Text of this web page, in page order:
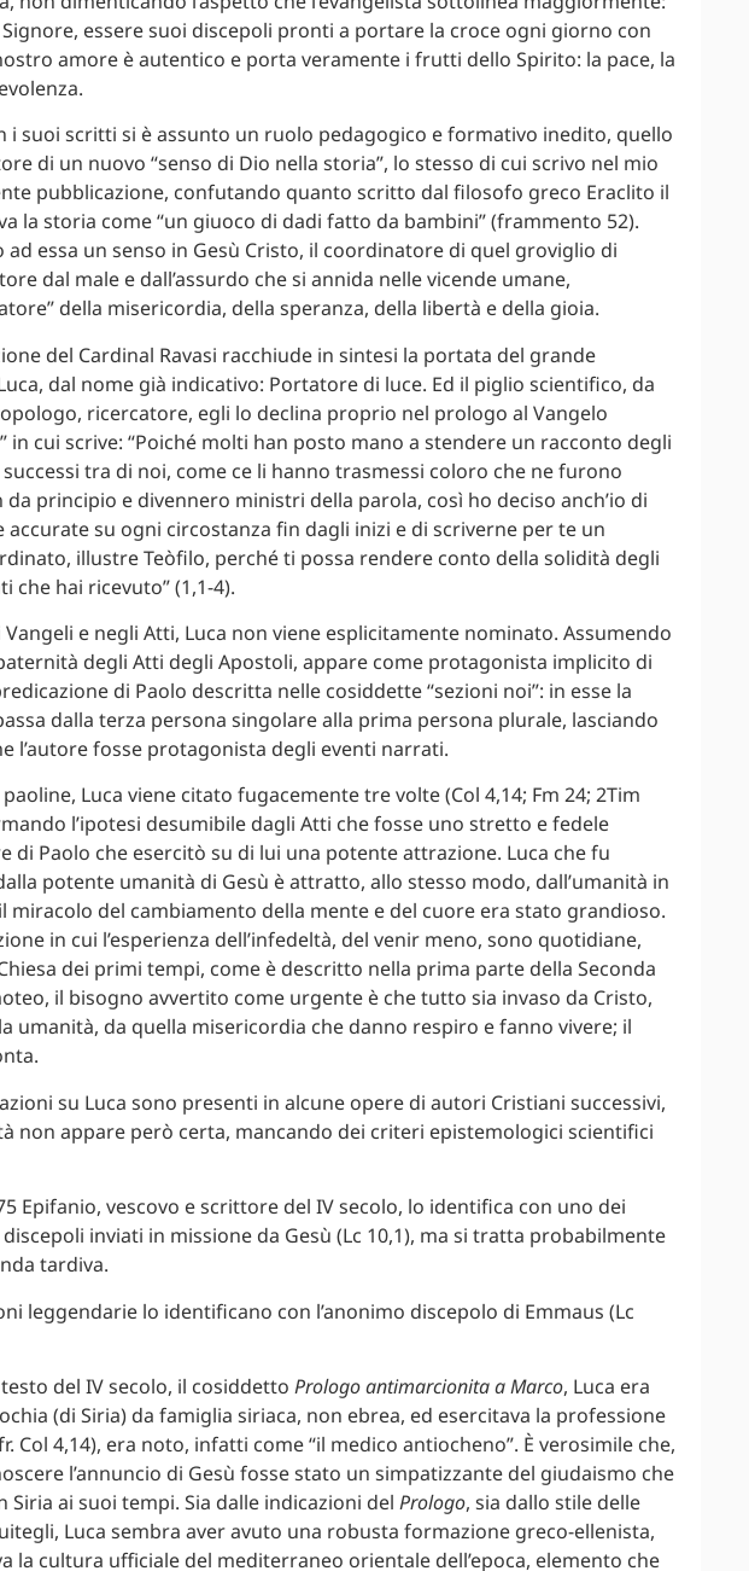
essere suoi discepoli pronti a portare la croce ogni giorno con
amore è autentico e porta veramente i frutti dello Spirito: la pace, la
i suoi scritti si è assunto un ruolo pedagogico e formativo inedito, quello
di un nuovo “senso di Dio nella storia”, lo stesso di cui scrivo nel mio
pubblicazione, confutando quanto scritto dal filosofo greco Eraclito il
la storia come “un giuoco di dadi fatto da bambini” (frammento 52).
ad essa un senso in Gesù Cristo, il coordinatore di quel groviglio di
dal male e dall’assurdo che si annida nelle vicende umane,
della misericordia, della speranza, della libertà e della gioia.
del Cardinal Ravasi racchiude in sintesi la portata del grande
dal nome già indicativo: Portatore di luce. Ed il piglio scientifico, da
ricercatore, egli lo declina proprio nel prologo al Vangelo
in cui scrive: “Poiché molti han posto mano a stendere un racconto degli
tra di noi, come ce li hanno trasmessi coloro che ne furono
principio e divennero ministri della parola, così ho deciso anch’io di
accurate su ogni circostanza fin dagli inizi e di scriverne per te un
illustre Teòfilo, perché ti possa rendere conto della solidità degli
che hai ricevuto” (1,1-4).
e negli Atti, Luca non viene esplicitamente nominato. Assumendo
degli Atti degli Apostoli, appare come protagonista implicito di
di Paolo descritta nelle cosiddette “sezioni noi”: in esse la
dalla terza persona singolare alla prima persona plurale, lasciando
l’autore fosse protagonista degli eventi narrati.
Luca viene citato fugacemente tre volte (Col 4,14; Fm 24; 2Tim
l’ipotesi desumibile dagli Atti che fosse uno stretto e fedele
di Paolo che esercitò su di lui una potente attrazione. Luca che fu
potente umanità di Gesù è attratto, allo stesso modo, dall’umanità in
miracolo del cambiamento della mente e del cuore era stato grandioso.
in cui l’esperienza dell’infedeltà, del venir meno, sono quotidiane,
dei primi tempi, come è descritto nella prima parte della Seconda
il bisogno avvertito come urgente è che tutto sia invaso da Cristo,
umanità, da quella misericordia che danno respiro e fanno vivere; il
su Luca sono presenti in alcune opere di autori Cristiani successivi,
non appare però certa, mancando dei criteri epistemologici scientifici
Epifanio, vescovo e scrittore del IV secolo, lo identifica con uno dei
inviati in missione da Gesù (Lc 10,1), ma si tratta probabilmente
tardiva.
leggendarie lo identificano con l’anonimo discepolo di Emmaus (Lc
del IV secolo, il cosiddetto Prologo antimarcionita a Marco, Luca era
(di Siria) da famiglia siriaca, non ebrea, ed esercitava la professione
Col 4,14), era noto, infatti come “il medico antiocheno”. È verosimile che,
l’annuncio di Gesù fosse stato un simpatizzante del giudaismo che
Siria ai suoi tempi. Sia dalle indicazioni del Prologo, sia dallo stile delle
Luca sembra aver avuto una robusta formazione greco-ellenista,
la cultura ufficiale del mediterraneo orientale dell’epoca, elemento che